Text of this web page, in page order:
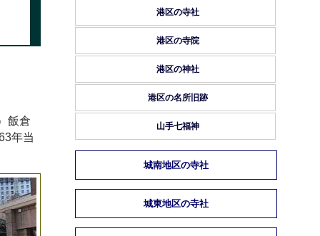
飯倉
年当
港区の寺社
港区の寺院
港区の神社
港区の名所旧跡
山手七福神
城南地区の寺社
城東地区の寺社